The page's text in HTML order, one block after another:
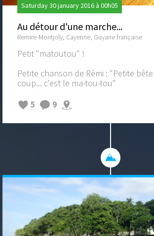
Saturday 30 january 2016 à 00h05
Au détour d'une marche...
Remire-Montjoly, Cayenne, Guyane française
Petit "matoutou" !
Petite chanson de Rémi : "Petite
coup... c'est le ma-tou-tou"
5
9